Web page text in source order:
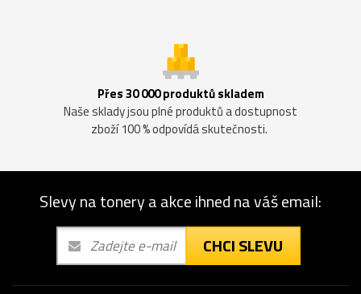
Přes 30 000 produktů skladem
Naše sklady jsou plné produktů a dostupnost
zboží 100 % odpovídá skutečnosti.
Slevy na tonery a akce ihned na váš email:
CHCI SLEVU